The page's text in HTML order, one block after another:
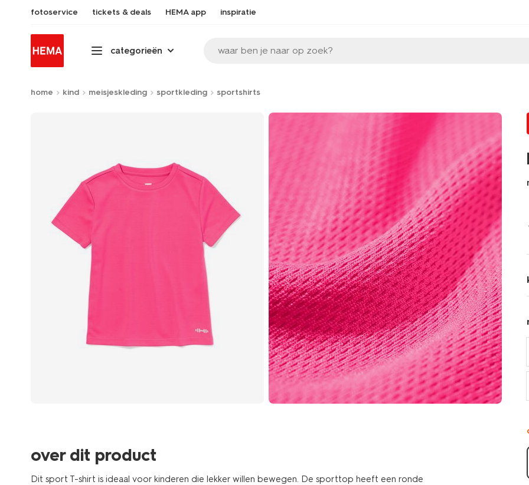
fotoservice tickets & deals HEMA app inspiratie
categorieën waar ben je naar op zoek?
home kind meisjeskleding sportkleding sportshirts
over dit product
Dit sport T-shirt is ideaal voor kinderen die lekker willen bewegen. De sporttop heeft een ronde